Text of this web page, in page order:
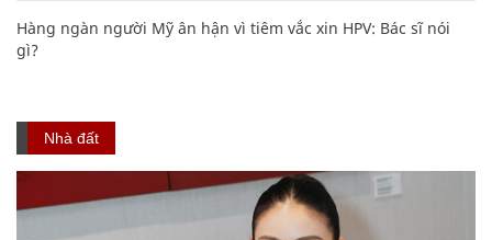
Hàng ngàn người Mỹ ân hận vì tiêm vắc xin HPV: Bác sĩ nói
gì?
Nhà đất